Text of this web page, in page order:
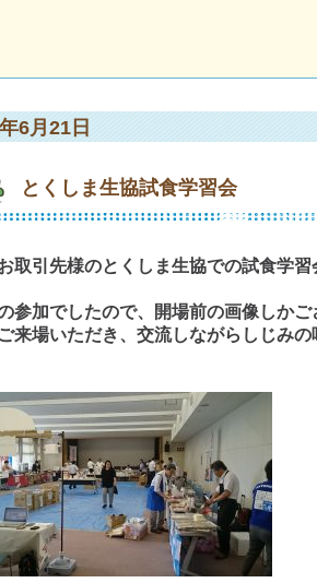
6月21日
とくしま生協試食学習会
取引先様のとくしま生協での試食学
参加でしたので、開場前の画像しか
来場いただき、交流しながらしじみ